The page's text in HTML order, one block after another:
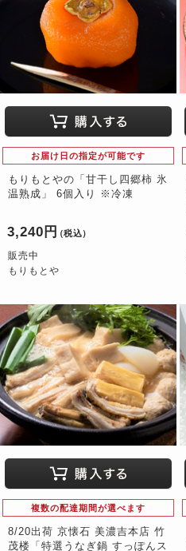
お届け日の指定が可能です
もりもとやの「甘干し四郷柿 氷
温熟成」 6個入り ※冷凍
3,240円 （税込）
販売中
もりもとや
複数の配達期間が選べます
8/20出荷 京懐石 美濃吉本店 竹
茂楼「特選うなぎ鍋 すっぽんス